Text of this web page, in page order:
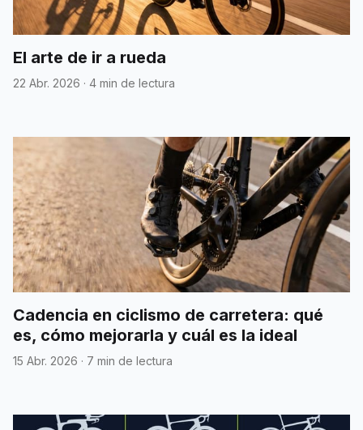
El arte de ir a rueda
22 Abr. 2026 · 4 min de lectura
Cadencia en ciclismo de carretera: qué
es, cómo mejorarla y cuál es la ideal
15 Abr. 2026 · 7 min de lectura